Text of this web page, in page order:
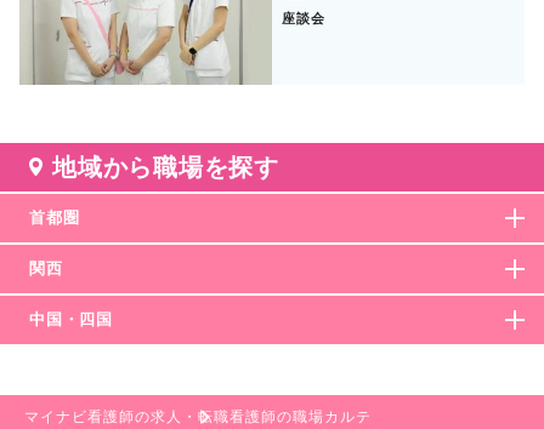
座談会
地域から職場を探す
首都圏
関西
中国・四国
マイナビ看護師の求人・転職看護師の職場カルテ